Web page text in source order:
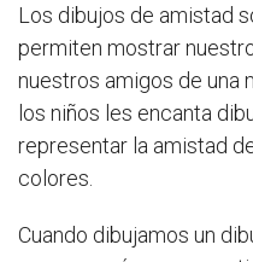
Los dibujos de amistad
permiten mostrar
nuestros amigos de una
los niños les encanta
representar la amistad
colores.
Cuando dibujamos un